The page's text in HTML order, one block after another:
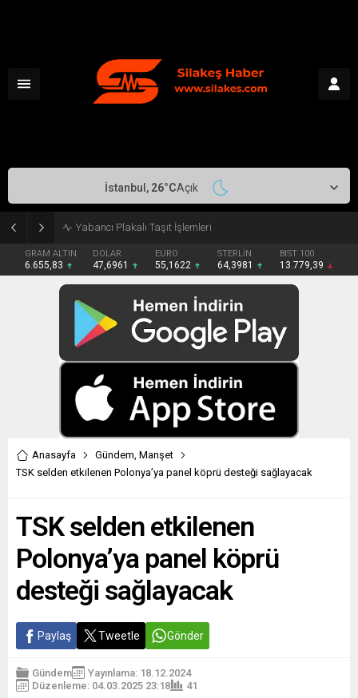
Makedonya-Yunanistan Canlı
GRAM ALTIN
6.655,83
DOLAR
47,6961
EURO
55,1622
STERLİN
64,3981
BIST 100
13.779,39
İstanbul, 26°CAçık
Anasayfa Gündem, Manşet
TSK selden etkilenen Polonya’ya panel köprü desteği sağlayacak
TSK selden etkilenen
Polonya’ya panel köprü
desteği sağlayacak
Paylaş Tweetle Gönder
Gündem
Yayınlama: 18.12.2024
Düzenleme: 04.03.2025 23:18
41